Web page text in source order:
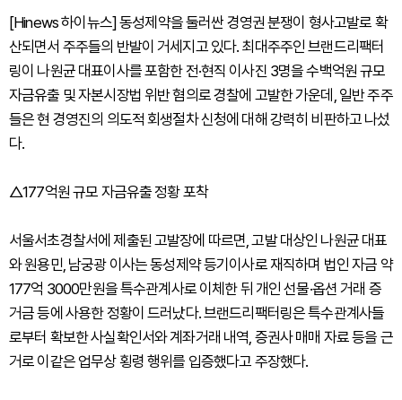
[Hinews 하이뉴스] 동성제약을 둘러싼 경영권 분쟁이 형사고발로 확
산되면서 주주들의 반발이 거세지고 있다. 최대주주인 브랜드리팩터
링이 나원균 대표이사를 포함한 전·현직 이사진 3명을 수백억원 규모
자금유출 및 자본시장법 위반 혐의로 경찰에 고발한 가운데, 일반 주주
들은 현 경영진의 의도적 회생절차 신청에 대해 강력히 비판하고 나섰
다.
△177억원 규모 자금유출 정황 포착
서울서초경찰서에 제출된 고발장에 따르면, 고발 대상인 나원균 대표
와 원용민, 남궁광 이사는 동성제약 등기이사로 재직하며 법인 자금 약
177억 3000만원을 특수관계사로 이체한 뒤 개인 선물·옵션 거래 증
거금 등에 사용한 정황이 드러났다. 브랜드리팩터링은 특수관계사들
로부터 확보한 사실확인서와 계좌거래 내역, 증권사 매매 자료 등을 근
거로 이같은 업무상 횡령 행위를 입증했다고 주장했다.